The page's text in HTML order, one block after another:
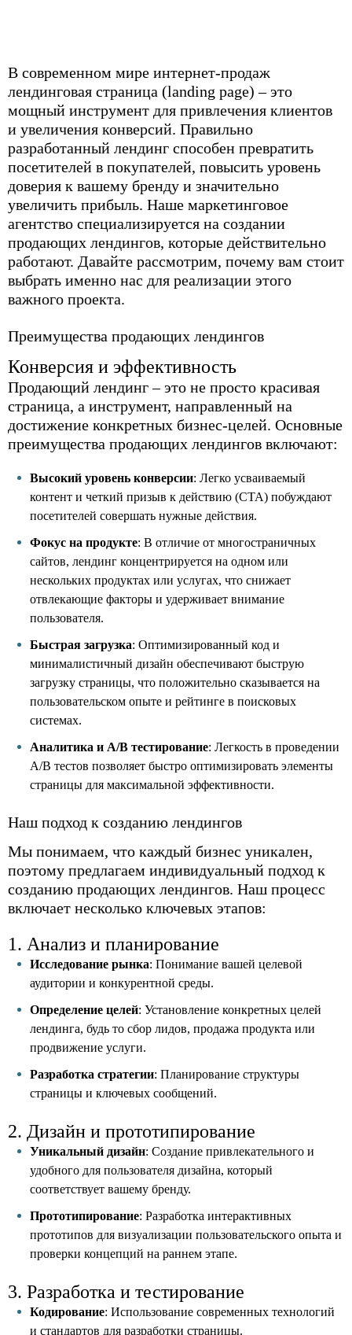
WhatsApp
В современном мире интернет-продаж
лендинговая страница (landing page) – это
мощный инструмент для привлечения клиентов
и увеличения конверсий. Правильно
разработанный лендинг способен превратить
посетителей в покупателей, повысить уровень
доверия к вашему бренду и значительно
увеличить прибыль. Наше маркетинговое
агентство специализируется на создании
продающих лендингов, которые действительно
работают. Давайте рассмотрим, почему вам стоит
выбрать именно нас для реализации этого
важного проекта.
Преимущества продающих лендингов
Конверсия и эффективность
Продающий лендинг – это не просто красивая
страница, а инструмент, направленный на
достижение конкретных бизнес-целей. Основные
преимущества продающих лендингов включают:
Высокий уровень конверсии: Легко усваиваемый
контент и четкий призыв к действию (CTA) побуждают
посетителей совершать нужные действия.
Фокус на продукте: В отличие от многостраничных
сайтов, лендинг концентрируется на одном или
нескольких продуктах или услугах, что снижает
отвлекающие факторы и удерживает внимание
пользователя.
Быстрая загрузка: Оптимизированный код и
минималистичный дизайн обеспечивают быструю
загрузку страницы, что положительно сказывается на
пользовательском опыте и рейтинге в поисковых
системах.
Аналитика и A/B тестирование: Легкость в проведении
A/B тестов позволяет быстро оптимизировать элементы
страницы для максимальной эффективности.
Наш подход к созданию лендингов
Мы понимаем, что каждый бизнес уникален,
поэтому предлагаем индивидуальный подход к
созданию продающих лендингов. Наш процесс
включает несколько ключевых этапов:
1. Анализ и планирование
Исследование рынка: Понимание вашей целевой
аудитории и конкурентной среды.
Определение целей: Установление конкретных целей
лендинга, будь то сбор лидов, продажа продукта или
продвижение услуги.
Разработка стратегии: Планирование структуры
страницы и ключевых сообщений.
2. Дизайн и прототипирование
Уникальный дизайн: Создание привлекательного и
удобного для пользователя дизайна, который
соответствует вашему бренду.
Прототипирование: Разработка интерактивных
прототипов для визуализации пользовательского опыта и
проверки концепций на раннем этапе.
3. Разработка и тестирование
Кодирование: Использование современных технологий
и стандартов для разработки страницы.